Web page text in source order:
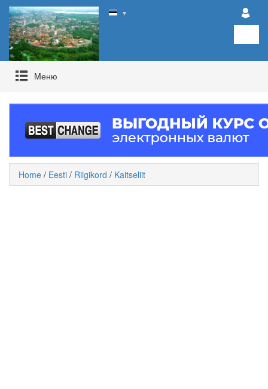
▼
Mеню
Home / Eesti / Riigikord / Kaitseliit